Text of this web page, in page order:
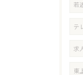
若
テ
求
東